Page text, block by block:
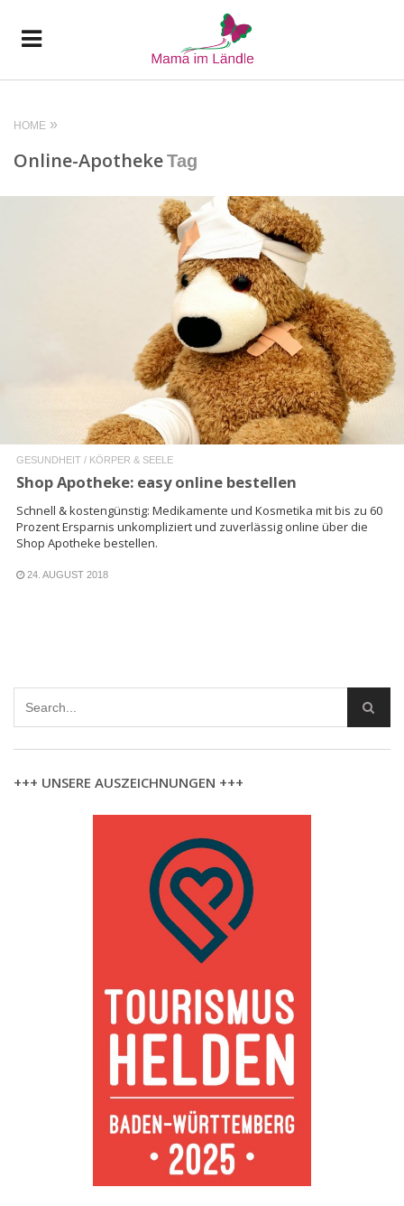
HOME
Online-ApothekeTag
READ MORE
GESUNDHEIT / KÖRPER & SEELE
Shop Apotheke: easy online bestellen
Schnell & kostengünstig: Medikamente und Kosmetika mit bis zu 60
Prozent Ersparnis unkompliziert und zuverlässig online über die
Shop Apotheke bestellen.
24. AUGUST 2018
+++ UNSERE AUSZEICHNUNGEN +++